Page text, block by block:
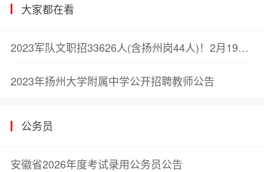
大家都在看
2023军队文职招33626人(含扬州岗44人)！2月19日笔试！
2023年扬州大学附属中学公开招聘教师公告
公务员
安徽省2026年度考试录用公务员公告